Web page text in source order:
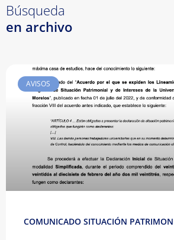
Búsqueda
en archivo
AVISOS
COMUNICADO SITUACIÓN